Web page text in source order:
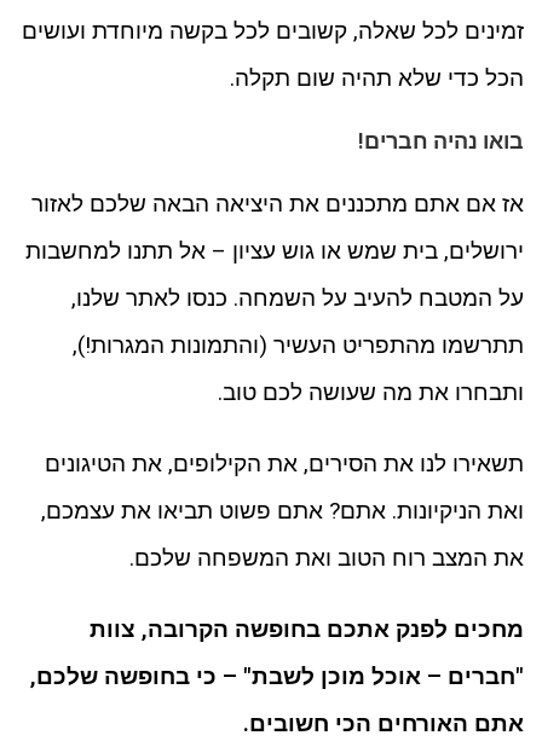
זמינים לכל שאלה, קשובים לכל בקשה מיוחדת ועושים
הכל כדי שלא תהיה שום תקלה.
בואו נהיה חברים!
אז אם אתם מתכננים את היציאה הבאה שלכם לאזור
ירושלים, בית שמש או גוש עציון – אל תתנו למחשבות
על המטבח להעיב על השמחה. כנסו לאתר שלנו,
תתרשמו מהתפריט העשיר (והתמונות המגרות!),
ותבחרו את מה שעושה לכם טוב.
תשאירו לנו את הסירים, את הקילופים, את הטיגונים
ואת הניקיונות. אתם? אתם פשוט תביאו את עצמכם,
את המצב רוח הטוב ואת המשפחה שלכם.
מחכים לפנק אתכם בחופשה הקרובה, צוות
"חברים – אוכל מוכן לשבת" – כי בחופשה שלכם,
אתם האורחים הכי חשובים.